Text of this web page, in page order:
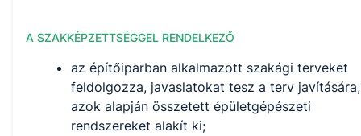
A SZAKKÉPZETTSÉGGEL RENDELKEZŐ
az építőiparban alkalmazott szakági terveket
feldolgozza, javaslatokat tesz a terv javítására,
azok alapján összetett épületgépészeti
rendszereket alakít ki;